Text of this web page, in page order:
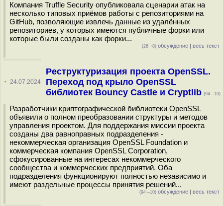
Компания Truffle Security опубликовала сценарии атак на
несколько типовых приёмов работы с репозиториями на
GitHub, позволяющие извлечь данные из удалённых
репозиториев, у которых имеются публичные форки или
которые были созданы как форки...
(26 +8) обсуждение | весь текст
· 24.07.2024
Реструктуризация проекта OpenSSL.
Переход под крыло OpenSSL
библиотек Bouncy Castle и Cryptlib (94 –10)
Разработчики криптографической библиотеки OpenSSL
объявили о полном преобразовании структуры и методов
управления проектом. Для поддержания миссии проекта
созданы два равноправных подразделения -
некоммерческая организация OpenSSL Foundation и
коммерческая компания OpenSSL Corporation,
сфокусированные на интересах некоммерческого
сообщества и коммерческих предприятий. Оба
подразделения функционируют полностью независимо и
имеют раздельные процессы принятия решений...
(94 –10) обсуждение | весь текст